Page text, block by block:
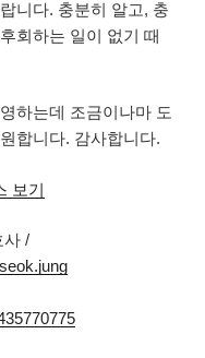
니다. 충분히 알고, 충
회하는 일이 없기 때
하는데 조금이나마 도
합니다. 감사합니다.
보기
사 /